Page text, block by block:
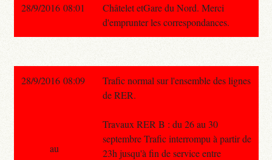
Châtelet etGare du Nord. Merci
d'emprunter les correspondances.
28/9/2016 08:01
28/9/2016 08:09
Trafic normal sur l'ensemble des lignes
de RER.
Travaux RER B : du 26 au 30
septembre Trafic interrompu à partir de
23h jusqu'à fin de service entre
au